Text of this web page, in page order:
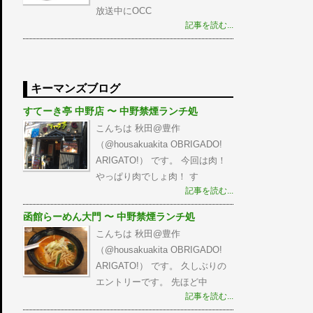
放送中にOCC
記事を読む...
キーマンズブログ
すてーき亭 中野店 〜 中野禁煙ランチ処
こんちは 秋田@豊作
（@housakuakita‎ OBRIGADO!
ARIGATO!） です。 今回は肉！
やっぱり肉でしょ肉！ す
記事を読む...
函館らーめん大門 〜 中野禁煙ランチ処
こんちは 秋田@豊作
（@housakuakita‎ OBRIGADO!
ARIGATO!） です。 久しぶりの
エントリーです。 先ほど中
記事を読む...